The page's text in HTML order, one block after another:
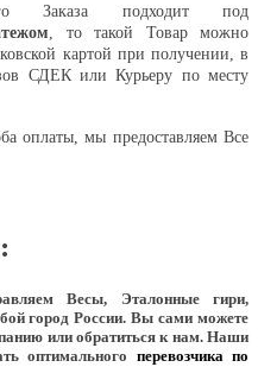
Заказа подходит под
, то такой Товар можно
картой при получении, в
СДЕК или Курьеру по месту
оплаты, мы предоставляем Все
Весы, Эталонные гири,
город России. Вы сами можете
или обратиться к нам. Наши
оптимального перевозчика по